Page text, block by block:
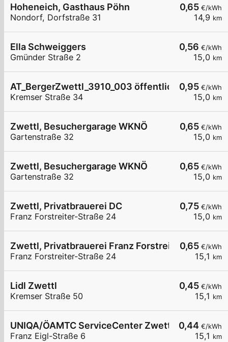
0,65 €/kWh
14,9 km
Hoheneich, Gasthaus Pöhn
Nondorf, Dorfstraße 31
0,56 €/kWh
15,0 km
Ella Schweiggers
Gmünder Straße 2
0,95 €/kWh
15,0 km
AT_BergerZwettl_3910_003 öffentlich
Kremser Straße 34
0,65 €/kWh
15,0 km
Zwettl, Besuchergarage WKNÖ
Gartenstraße 32
0,65 €/kWh
15,0 km
Zwettl, Besuchergarage WKNÖ
Gartenstraße 32
0,75 €/kWh
15,0 km
Zwettl, Privatbrauerei DC
Franz Forstreiter-Straße 24
0,65 €/kWh
15,1 km
Zwettl, Privatbrauerei Franz Forstreiter-Str.
Franz Forstreiter-Straße 24
0,45 €/kWh
15,1 km
Lidl Zwettl
Kremser Straße 50
0,44 €/kWh
15,1 km
UNIQA/ÖAMTC ServiceCenter Zwettl
Franz Eigl-Straße 6